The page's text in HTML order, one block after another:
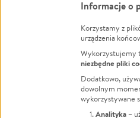
FacebookTwitter
LinkedInTikTok
Informacje o
Korzystamy z
urządzenia
Wykorzystujemy
niezbędne pliki
Dodatkowo,
dowolnym
wykorzystywane
Analityka –